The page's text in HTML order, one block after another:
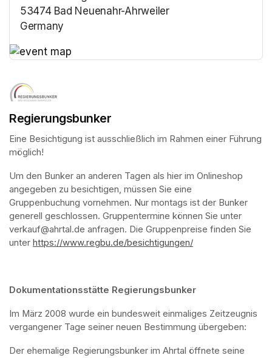
53474 Bad Neuenahr-Ahrweiler
Germany
Regierungsbunker
Eine Besichtigung ist ausschließlich im Rahmen einer Führung
möglich!
Um den Bunker an anderen Tagen als hier im Onlineshop
angegeben zu besichtigen, müssen Sie eine
Gruppenbuchung vornehmen. Nur montags ist der Bunker
generell geschlossen. Gruppentermine können Sie unter
verkauf@ahrtal.de anfragen. Die Gruppenpreise finden Sie
unter https://www.regbu.de/besichtigungen/
Dokumentationsstätte Regierungsbunker
Im März 2008 wurde ein bundesweit einmaliges Zeitzeugnis
vergangener Tage seiner neuen Bestimmung übergeben:
Der ehemalige Regierungsbunker im Ahrtal öffnete seine